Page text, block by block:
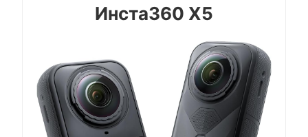
Инста360 X5